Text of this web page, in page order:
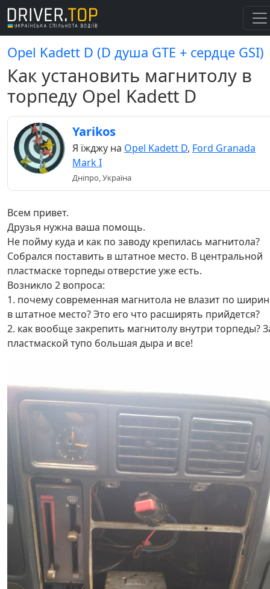
Opel Kadett D (D душа GTE + сердце GSI)
Как установить магнитолу в
торпеду Opel Kadett D
Yarikos
Я їжджу на Opel Kadett D, Ford Granada
Mark I
Дніпро, Україна
Всем привет.
Друзья нужна ваша помощь.
Не пойму куда и как по заводу крепилась магнитола?
Собрался поставить в штатное место. В центральной
пластмаске торпеды отверстие уже есть.
Возникло 2 вопроса:
1. почему современная магнитола не влазит по
в штатное место? Это его что расширять прийдется?
2. как вообще закрепить магнитолу внутри торпеды?
пластмаской тупо большая дыра и все!